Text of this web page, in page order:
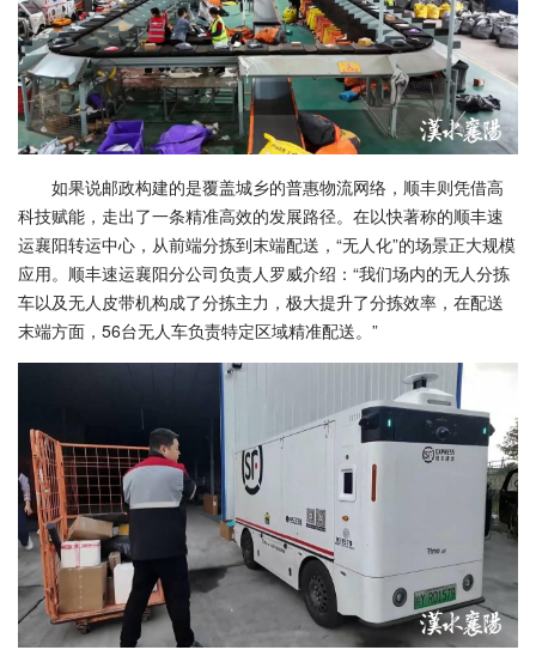
如果说邮政构建的是覆盖城乡的普惠物流网络，顺丰则凭借高
科技赋能，走出了一条精准高效的发展路径。在以快著称的顺丰速
运襄阳转运中心，从前端分拣到末端配送，“无人化”的场景正大规模
应用。顺丰速运襄阳分公司负责人罗威介绍：“我们场内的无人分拣
车以及无人皮带机构成了分拣主力，极大提升了分拣效率，在配送
末端方面，56台无人车负责特定区域精准配送。”